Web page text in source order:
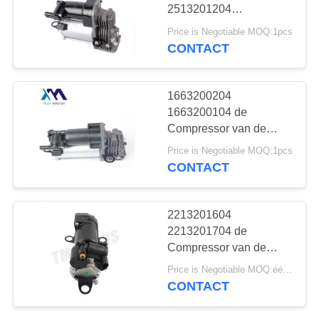
PRIVACY
BELEIDAudi-de Delen van
de Luchtopschorting
Schokdemper in
luchtophanging
115
2513201204
2513202604
2513202004 van de
Price is Negotiable MOQ:1pcs
CONTACT
1663200204
1663200104 de
Compressor van de
Luchtpomp voor
Mercedes-Benz-GL-
Price is Negotiable MOQ:1pcs
CONTACT
2213201604
2213201704 de
Compressor van de
Luchtopschorting voor
Mercedes-de Pomp van
Price is Negotiable MOQ:één pc/pcs
CONTACT